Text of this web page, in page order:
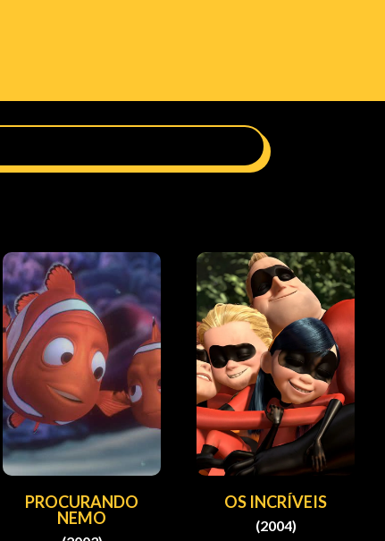
PROCURANDO
NEMO
OS INCRÍVEIS
(2004)